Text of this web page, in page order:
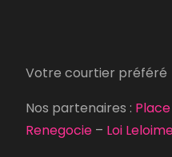
Votre courtier préféré
Nos partenaires :
Renegocie – Loi